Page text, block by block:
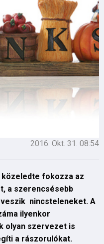
2016. Okt. 31. 08:54
fokozza az
a szerencsésebb
nincsteleneket. A
ilyenkor
olyan szervezet is
a rászorulókat.